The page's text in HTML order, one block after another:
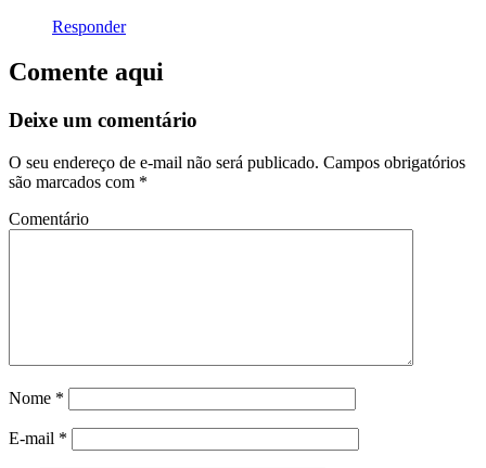
Responder
Comente aqui
Deixe um comentário
O seu endereço de e-mail não será publicado. Campos obrigatórios
são marcados com *
Comentário
Nome *
E-mail *